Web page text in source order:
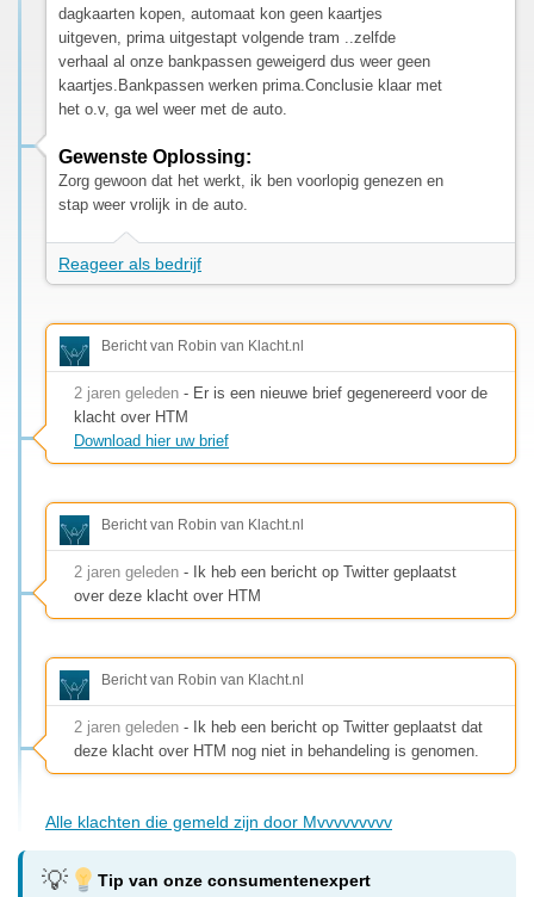
dagkaarten kopen, automaat kon geen kaartjes
uitgeven, prima uitgestapt volgende tram ..zelfde
verhaal al onze bankpassen geweigerd dus weer geen
kaartjes.Bankpassen werken prima.Conclusie klaar met
het o.v, ga wel weer met de auto.
Gewenste Oplossing:
Zorg gewoon dat het werkt, ik ben voorlopig genezen en
stap weer vrolijk in de auto.
Reageer als bedrijf
Bericht van Robin van Klacht.nl
2 jaren geleden - Er is een nieuwe brief gegenereerd voor de
klacht over HTM
Download hier uw brief
Bericht van Robin van Klacht.nl
2 jaren geleden - Ik heb een bericht op Twitter geplaatst
over deze klacht over HTM
Bericht van Robin van Klacht.nl
2 jaren geleden - Ik heb een bericht op Twitter geplaatst dat
deze klacht over HTM nog niet in behandeling is genomen.
Alle klachten die gemeld zijn door Mvvvvvvvvv
Tip van onze consumentenexpert